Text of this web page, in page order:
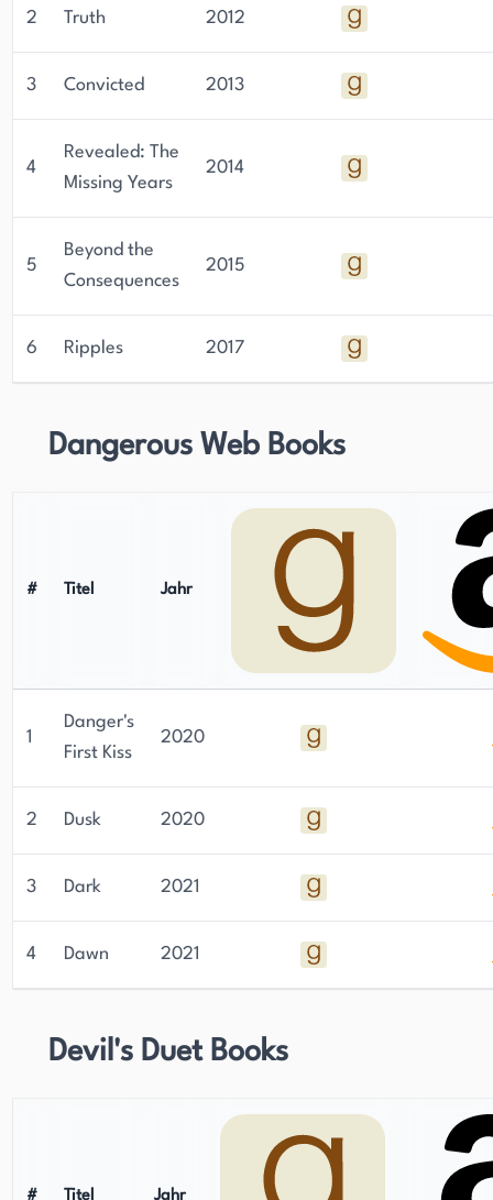
2 Truth 2012
3 Convicted 2013
4
Revealed: The
Missing Years
2014
5
Beyond the
Consequences
2015
6 Ripples 2017
Dangerous Web Books
# Titel Jahr
1
Danger's
First Kiss
2020
2 Dusk 2020
3 Dark 2021
4 Dawn 2021
Devil's Duet Books
# Titel Jahr